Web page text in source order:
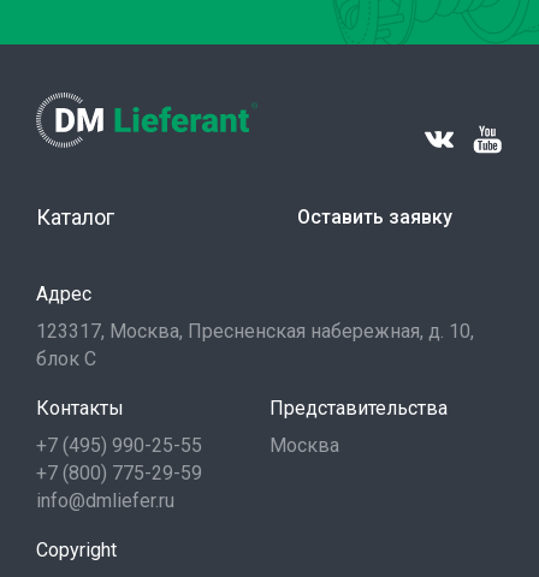
Каталог Оставить заявку
Адрес
123317, Москва, Пресненская набережная, д. 10,
блок С
Контакты
+7 (495) 990-25-55
+7 (800) 775-29-59
info@dmliefer.ru
Представительства
Москва
Copyright